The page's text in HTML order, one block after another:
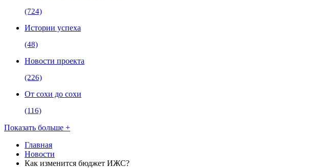
(724)
Истории успеха
(48)
Новости проекта
(226)
От сохи до сохи
(116)
Показать больше +
Главная
Новости
Как изменится бюджет ИЖС?